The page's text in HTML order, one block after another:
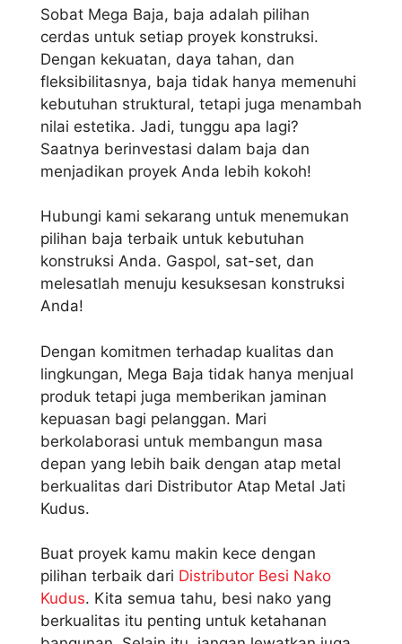
Sobat Mega Baja, baja adalah pilihan
cerdas untuk setiap proyek konstruksi.
Dengan kekuatan, daya tahan, dan
fleksibilitasnya, baja tidak hanya memenuhi
kebutuhan struktural, tetapi juga menambah
nilai estetika. Jadi, tunggu apa lagi?
Saatnya berinvestasi dalam baja dan
menjadikan proyek Anda lebih kokoh!
Hubungi kami sekarang untuk menemukan
pilihan baja terbaik untuk kebutuhan
konstruksi Anda. Gaspol, sat-set, dan
melesatlah menuju kesuksesan konstruksi
Anda!
Dengan komitmen terhadap kualitas dan
lingkungan, Mega Baja tidak hanya menjual
produk tetapi juga memberikan jaminan
kepuasan bagi pelanggan. Mari
berkolaborasi untuk membangun masa
depan yang lebih baik dengan atap metal
berkualitas dari Distributor Atap Metal Jati
Kudus.
Buat proyek kamu makin kece dengan
pilihan terbaik dari Distributor Besi Nako
Kudus. Kita semua tahu, besi nako yang
berkualitas itu penting untuk ketahanan